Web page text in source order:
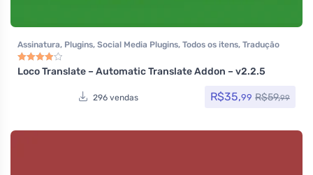
Assinatura, Plugins, Social Media Plugins, Todos os itens, Tradução
Loco Translate – Automatic Translate Addon – v2.2.5
296 vendas R$35,99 R$59,99